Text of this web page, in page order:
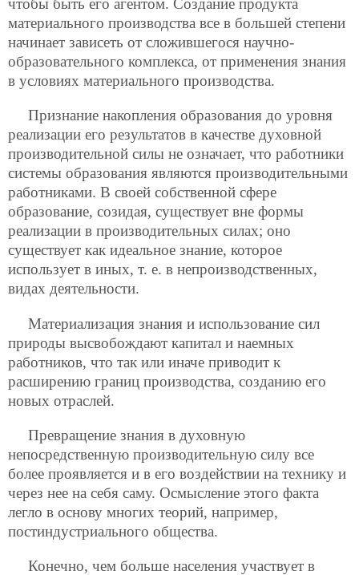
чтобы быть его агентом. Создание продукта
материального производства все в большей степени
начинает зависеть от сложившегося научно-
образовательного комплекса, от применения знания
в условиях материального производства.
Признание накопления образования до уровня
реализации его результатов в качестве духовной
производительной силы не означает, что работники
системы образования являются производительными
работниками. В своей собственной сфере
образование, созидая, существует вне формы
реализации в производительных силах; оно
существует как идеальное знание, которое
использует в иных, т. е. в непроизводственных,
видах деятельности.
Материализация знания и использование сил
природы высвобождают капитал и наемных
работников, что так или иначе приводит к
расширению границ производства, созданию его
новых отраслей.
Превращение знания в духовную
непосредственную производительную силу все
более проявляется и в его воздействии на технику и
через нее на себя саму. Осмысление этого факта
легло в основу многих теорий, например,
постиндустриального общества.
Конечно, чем больше населения участвует в